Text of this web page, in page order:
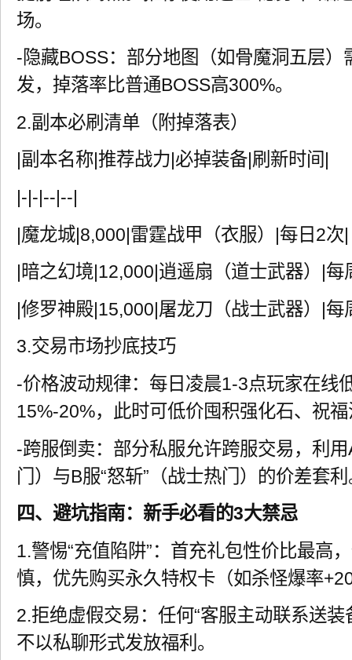
场。
-隐藏BOSS：部分地图（如骨魔洞五层）
发，掉落率比普通BOSS高300%。
2.副本必刷清单（附掉落表）
|副本名称|推荐战力|必掉装备|刷新时间|
|-|-|--|--|
|魔龙城|8,000|雷霆战甲（衣服）|每日2次|
|暗之幻境|12,000|逍遥扇（道士武器）|每
|修罗神殿|15,000|屠龙刀（战士武器）|每
3.交易市场抄底技巧
-价格波动规律：每日凌晨1-3点玩家在线
15%-20%，此时可低价囤积强化石、祝
-跨服倒卖：部分私服允许跨服交易，利用
门）与B服“怒斩”（战士热门）的价差套
四、避坑指南：新手必看的3大禁忌
1.警惕“充值陷阱”：首充礼包性价比最高
慎，优先购买永久特权卡（如杀怪爆率
2.拒绝虚假交易：任何“客服主动联系送装
不以私聊形式发放福利。